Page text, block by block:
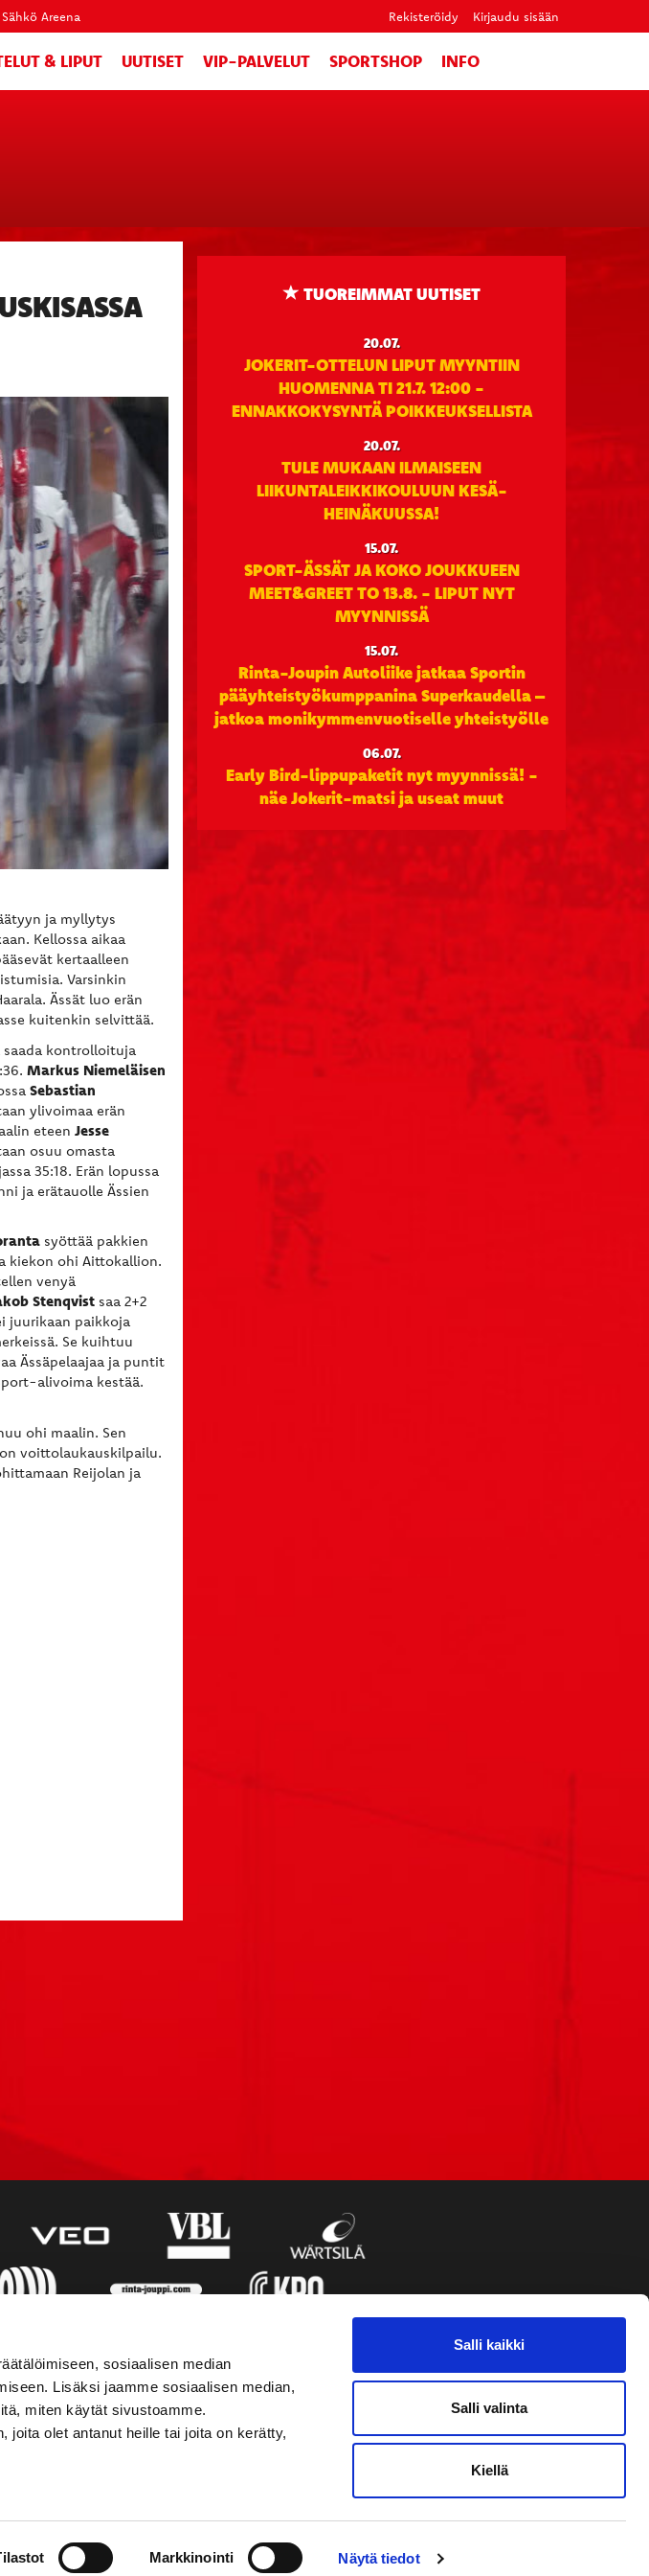
sosiaalisen median
Lisäksi jaamme sosiaalisen median,
miten käytät sivustoamme.
joita olet antanut heille tai joita on kerätty,
Markkinointi Näytä tiedot
Salli kaikki
Salli valinta
Kiellä
Areena Rekisteröidy Kirjaudu sisään
& LIPUT UUTISET VIP-PALVELUT SPORTSHOP INFO
ja myllytys
Kellossa aikaa
kertaalleen
Varsinkin
Ässät luo erän
kuitenkin selvittää.
saada kontrolloituja
Markus Niemeläisen
Sebastian
ylivoimaa erän
eteen Jesse
osuu omasta
35:18. Erän lopussa
ja erätauolle Ässien
syöttää pakkien
kiekon ohi Aittokallion.
venyä
Stenqvist saa 2+2
juurikaan paikkoja
Se kuihtuu
Ässäpelaajaa ja puntit
alivoima kestää.
ohi maalin. Sen
voittolaukauskilpailu.
Reijolan ja
TUOREIMMAT UUTISET
20.07.
JOKERIT-OTTELUN LIPUT MYYNTIIN
HUOMENNA TI 21.7. 12:00 -
ENNAKKOKYSYNTÄ POIKKEUKSELLISTA
20.07.
TULE MUKAAN ILMAISEEN
LIIKUNTALEIKKIKOULUUN KESÄ-
HEINÄKUUSSA!
15.07.
SPORT-ÄSSÄT JA KOKO JOUKKUEEN
MEET&GREET TO 13.8. - LIPUT NYT
MYYNNISSÄ
15.07.
Rinta-Joupin Autoliike jatkaa Sportin
pääyhteistyökumppanina Superkaudella –
jatkoa monikymmenvuotiselle yhteistyölle
06.07.
Early Bird-lippupaketit nyt myynnissä! -
näe Jokerit-matsi ja useat muut
SOSIAALINEN MEDIA
facebook
VAASAN SPORT UUTISKIRJE